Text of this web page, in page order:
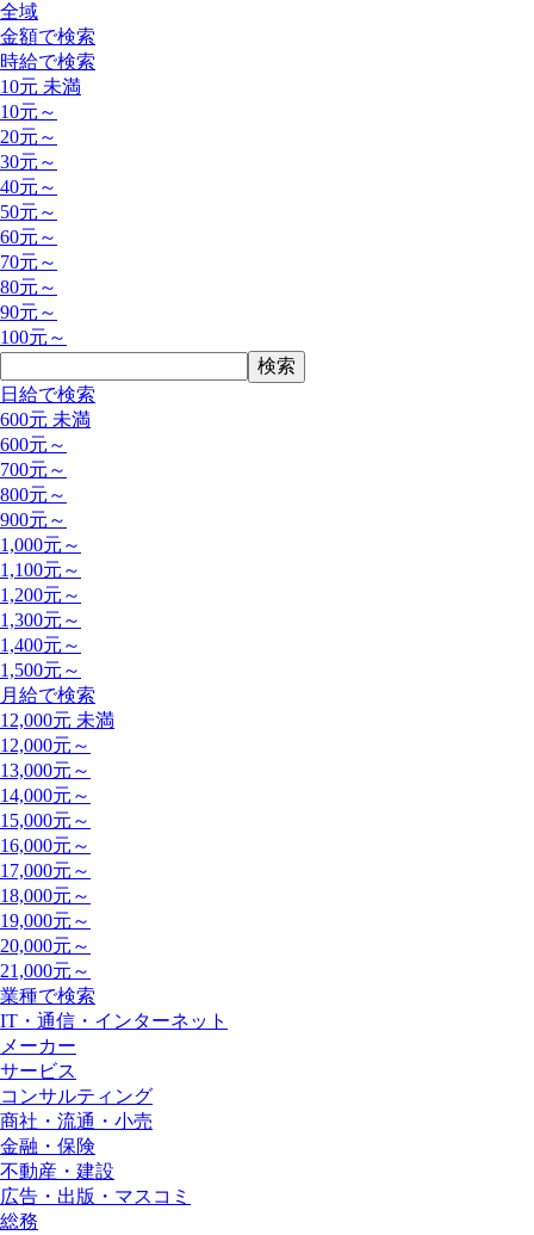
全域
金額で検索
時給で検索
10元 未満
10元～
20元～
30元～
40元～
50元～
60元～
70元～
80元～
90元～
100元～
日給で検索
600元 未満
600元～
700元～
800元～
900元～
1,000元～
1,100元～
1,200元～
1,300元～
1,400元～
1,500元～
月給で検索
12,000元 未満
12,000元～
13,000元～
14,000元～
15,000元～
16,000元～
17,000元～
18,000元～
19,000元～
20,000元～
21,000元～
業種で検索
IT・通信・インターネット
メーカー
サービス
コンサルティング
商社・流通・小売
金融・保険
不動産・建設
広告・出版・マスコミ
総務